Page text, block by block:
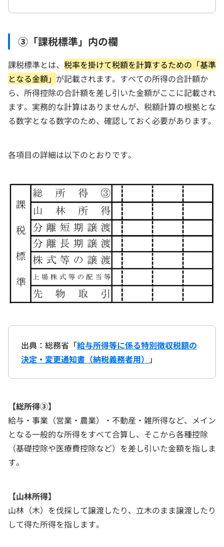
③「課税標準」内の欄
課税標準とは、 税率を掛けて税額を計算するための「基準
となる金額」 が記載されます。すべての所得の合計額か
ら、所得控除の合計額を差し引いた金額がここに記載され
ます。実務的な計算はありませんが、税額計算の根拠とな
る数字となる数字のため、確認しておく必要があります。
各項目の詳細は以下のとおりです。
出典：総務省「給与所得等に係る特別徴収税額の
決定・変更通知書（納税義務者用） 」
【総所得③】
給与・事業（営業・農業）・不動産・雑所得など、メイン
となる一般的な所得をすべて合算し、そこから各種控除
（基礎控除や医療費控除など）を差し引いた金額を指しま
す。
【山林所得】
山林（木）を伐採して譲渡したり、立木のまま譲渡したり
して得た所得を指します。